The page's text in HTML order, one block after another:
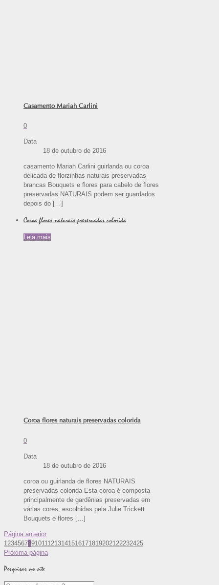
Casamento Mariah Carlini
0
Data
18 de outubro de 2016
casamento Mariah Carlini guirlanda ou coroa
delicada de florzinhas naturais preservadas
brancas Bouquets e flores para cabelo de flores
preservadas NATURAIS podem ser guardados
depois do […]
Coroa flores naturais preservadas colorida
Leia mais
Coroa flores naturais preservadas colorida
0
Data
18 de outubro de 2016
coroa ou guirlanda de flores NATURAIS
preservadas colorida Esta coroa é composta
principalmente de gardênias preservadas em
várias cores, escolhidas pela Julie Trickett
Bouquets e flores […]
Página anterior
1 234567891011 12131415161718192021 22232425
Próxima página
Pesquisar no site